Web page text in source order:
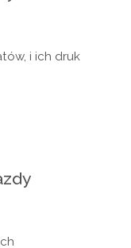
i ich druk